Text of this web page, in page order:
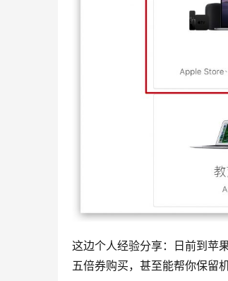
这边个人经验分享：日前到苹
五倍券购买，甚至能帮你保留